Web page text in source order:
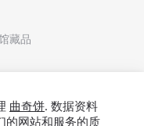
藏品
曲奇饼. 数据资料
的网站和服务的质